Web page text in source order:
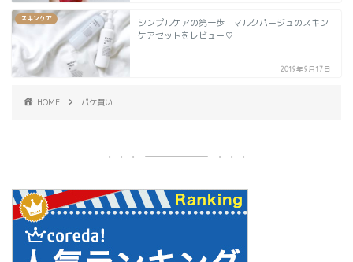
スキンケア
シンプルケアの第一歩！マルクパージュのスキン
ケアセットをレビュー♡
2019年9月17日
HOME パケ買い